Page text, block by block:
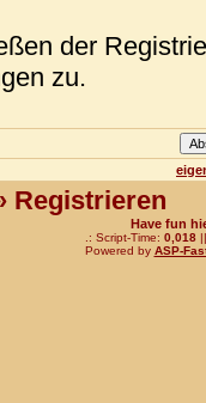
der
zu.
Registrieren
Have fun
.: Script-Time: 0,018||
Powered by ASP-